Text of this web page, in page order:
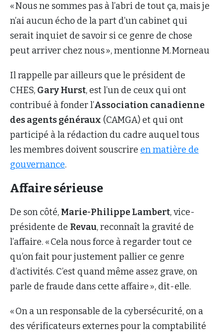
« Nous ne sommes pas à l’abri de tout ça, mais je
n’ai aucun écho de la part d’un cabinet qui
serait inquiet de savoir si ce genre de chose
peut arriver chez nous », mentionne M. Morneau
Il rappelle par ailleurs que le président de
CHES, Gary Hurst, est l’un de ceux qui ont
contribué à fonder l’Association canadienne
des agents généraux (CAMGA) et qui ont
participé à la rédaction du cadre auquel tous
les membres doivent souscrire en matière de
gouvernance.
Affaire sérieuse
De son côté, Marie-Philippe Lambert, vice-
présidente de Revau, reconnaît la gravité de
l’affaire. « Cela nous force à regarder tout ce
qu’on fait pour justement pallier ce genre
d’activités. C’est quand même assez grave, on
parle de fraude dans cette affaire », dit-elle.
« On a un responsable de la cybersécurité, on a
des vérificateurs externes pour la comptabilité